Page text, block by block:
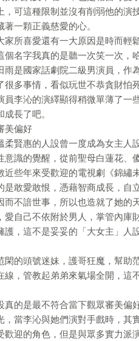
可這種限制並沒有削弱他的演
一顆正義慈愛的心。
所喜愛還有一大原因是時而輕
名字我真的是聽一次笑一次，
是國家話劇院二級男演員，作
多事情，看似玩世不恭貪財怕
李沁的演繹顯得稍微單薄了一
長了吧。
美偏好
賢惠的人設曾一度成為女主人
識的覺醒，從前聖母白蓮花、
些年來受歡迎的電視劇《錦繡
敢愛敢恨，憑藉智商成長，自
不諳世事，所以也造就了她的
自己不依附於男人，掌管內庫
，這不是妥妥的「大女主」人
的頭號迷妹，護哥狂魔，幫助
，管教起弟弟來氣場全開，這
的是最不符合當下觀眾審美偏
當李沁與她們演對手戲時，其
迎的角色，但是與眾多實力派